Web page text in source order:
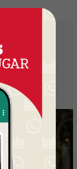
reglas
(¿Quién